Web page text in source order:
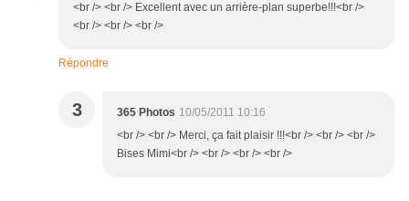
<br /> <br /> Excellent avec un arrière-plan superbe!!!<br />
<br /> <br /> <br />
Répondre
3 365 Photos 10/05/2011 10:16
<br /> <br /> Merci, ça fait plaisir !!!<br /> <br /> <br />
Bises Mimi<br /> <br /> <br /> <br />